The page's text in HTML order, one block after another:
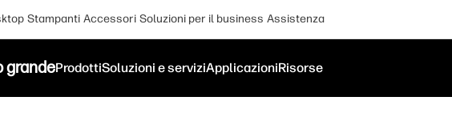
Stampanti Accessori Soluzioni per il business Assistenza
grandeProdottiSoluzioni e serviziApplicazioniRisorse